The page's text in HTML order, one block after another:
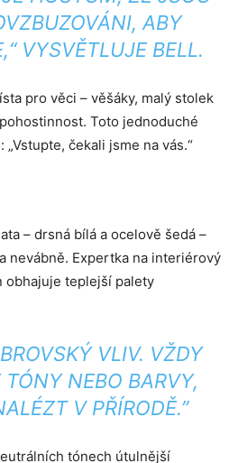
ABY
VYSVĚTLUJE BELL.
pro věci – věšáky, malý stolek
Toto jednoduché
čekali jsme na vás.“
– drsná bílá a ocelově šedá –
nevábně. Expertka na interiérový
obhajuje teplejší palety
VLIV. VŽDY
TÓNY NEBO BARVY,
V PŘÍRODĚ.”
tónech útulnější